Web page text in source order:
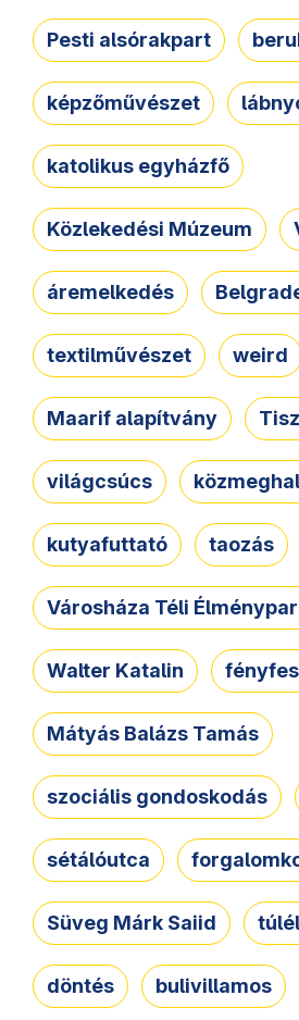
Pesti alsórakpart
képzőművészet
katolikus egyházfő
Közlekedési Múzeum
áremelkedés
textilművészet weird
Maarif alapítvány
világcsúcs
kutyafuttató taozás
Városháza Téli
Walter Katalin
Mátyás Balázs Tamás
szociális gondoskodás
sétálóutca
Süveg Márk Saiid
döntés bulivillamos